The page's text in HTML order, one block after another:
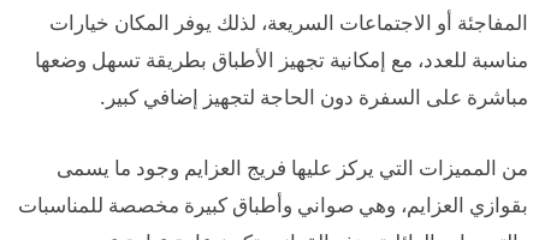
المفاجئة أو الاجتماعات السريعة، لذلك يوفر المكان خيارات
مناسبة للعدد، مع إمكانية تجهيز الأطباق بطريقة تسهل وضعها
مباشرة على السفرة دون الحاجة لتجهيز إضافي كبير.
من المميزات التي يركز عليها فريج العزايم وجود ما يسمى
بقوازي العزايم، وهي صواني وأطباق كبيرة مخصصة للمناسبات